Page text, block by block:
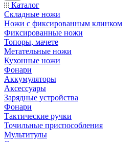
Каталог
Складные ножи
Ножи с фиксированным клинком
Фиксированные ножи
Топоры, мачете
Метательные ножи
Кухонные ножи
Фонари
Аккумуляторы
Аксессуары
Зарядные устройства
Фонари
Тактические ручки
Точильные приспособления
Мультитулы